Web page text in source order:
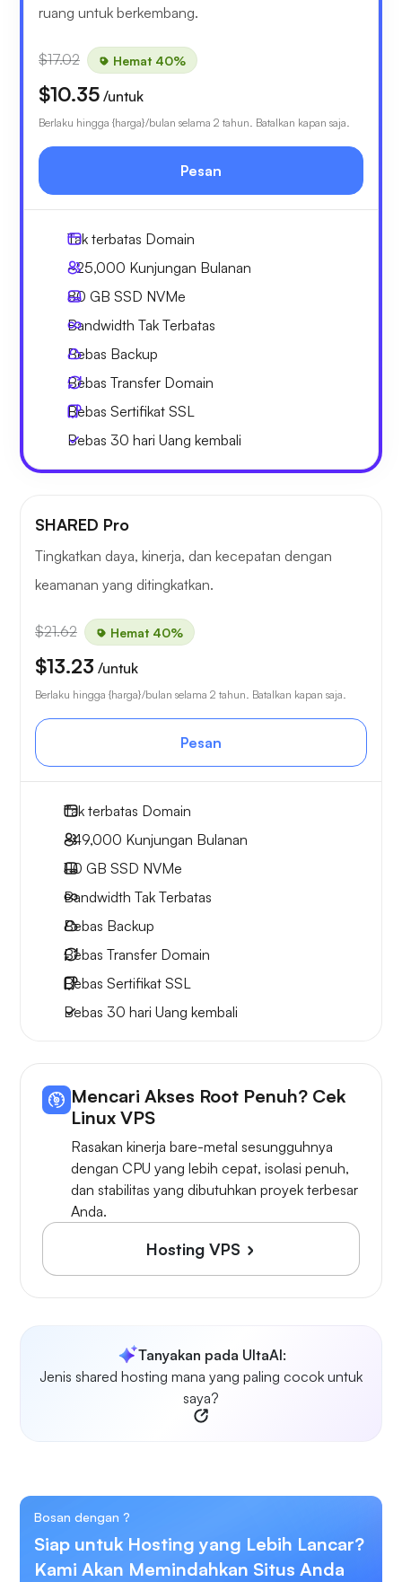
ruang untuk berkembang.
$17.02 Hemat 40%
$10.35 /untuk
Berlaku hingga {harga}/bulan selama 2 tahun. Batalkan kapan saja.
Pesan
Tak terbatas Domain
~25,000 Kunjungan Bulanan
80 GB SSD NVMe
Bandwidth Tak Terbatas
Bebas Backup
Bebas Transfer Domain
Bebas Sertifikat SSL
Bebas 30 hari Uang kembali
SHARED Pro
Tingkatkan daya, kinerja, dan kecepatan dengan
keamanan yang ditingkatkan.
$21.62 Hemat 40%
$13.23 /untuk
Berlaku hingga {harga}/bulan selama 2 tahun. Batalkan kapan saja.
Pesan
Tak terbatas Domain
~49,000 Kunjungan Bulanan
110 GB SSD NVMe
Bandwidth Tak Terbatas
Bebas Backup
Bebas Transfer Domain
Bebas Sertifikat SSL
Bebas 30 hari Uang kembali
Mencari Akses Root Penuh? Cek
Linux VPS
Rasakan kinerja bare-metal sesungguhnya
dengan CPU yang lebih cepat, isolasi penuh,
dan stabilitas yang dibutuhkan proyek terbesar
Anda.
Hosting VPS
Tanyakan pada UltaAI:
Jenis shared hosting mana yang paling cocok untuk
saya?
Bosan dengan ?
Siap untuk Hosting yang Lebih Lancar?
Kami Akan Memindahkan Situs Anda